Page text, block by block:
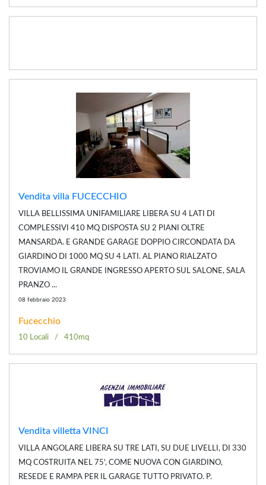
Vendita villa FUCECCHIO
VILLA BELLISSIMA UNIFAMILIARE LIBERA SU 4 LATI DI
COMPLESSIVI 410 MQ DISPOSTA SU 2 PIANI OLTRE
MANSARDA. E GRANDE GARAGE DOPPIO CIRCONDATA DA
GIARDINO DI 1000 MQ SU 4 LATI. AL PIANO RIALZATO
TROVIAMO IL GRANDE INGRESSO APERTO SUL SALONE, SALA
PRANZO ...
08 febbraio 2023
Fucecchio
10 Locali 410mq
Vendita villetta VINCI
VILLA ANGOLARE LIBERA SU TRE LATI, SU DUE LIVELLI, DI 330
MQ COSTRUITA NEL 75', COME NUOVA CON GIARDINO,
RESEDE E RAMPA PER IL GARAGE TUTTO PRIVATO. P.